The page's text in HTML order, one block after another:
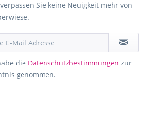
Sie keine Neuigkeit mehr von
die Datenschutzbestimmungen zur
genommen.